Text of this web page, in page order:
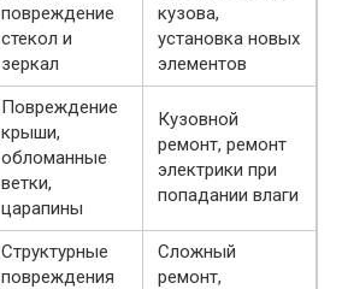
повреждение
стекол и
зеркал
кузова,
установка новых
элементов
Повреждение
крыши,
обломанные
ветки,
царапины
Кузовной
ремонт, ремонт
электрики при
попадании влаги
Структурные
повреждения
Сложный
ремонт,